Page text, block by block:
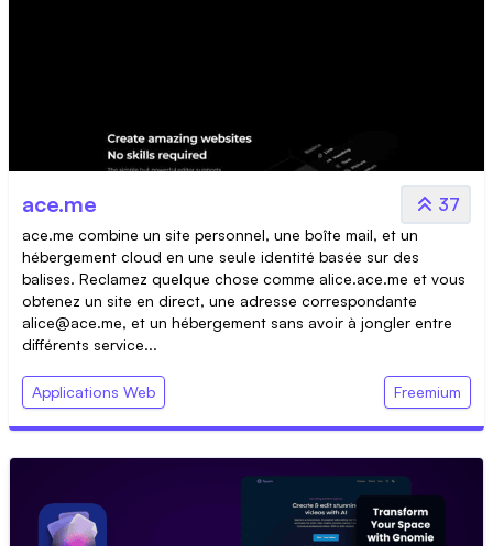
ace.me 37
ace.me combine un site personnel, une boîte mail, et un
hébergement cloud en une seule identité basée sur des
balises. Reclamez quelque chose comme alice.ace.me et vous
obtenez un site en direct, une adresse correspondante
alice@ace.me, et un hébergement sans avoir à jongler entre
différents service...
Applications Web Freemium